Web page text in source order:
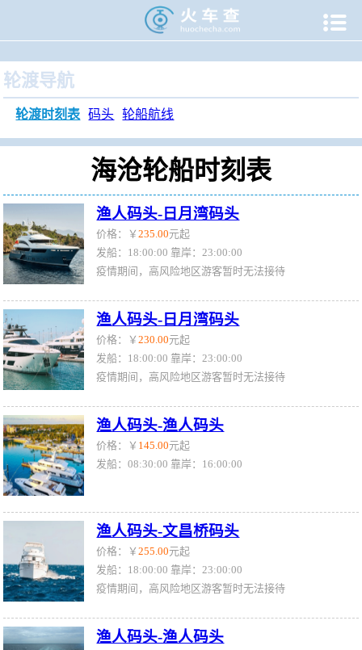

轮渡导航
轮渡时刻表 码头 轮船航线
海沧轮船时刻表
渔人码头-日月湾码头
价格：￥235.00元起
发船：18:00:00 靠岸：23:00:00
疫情期间，高风险地区游客暂时无法接待
渔人码头-日月湾码头
价格：￥230.00元起
发船：18:00:00 靠岸：23:00:00
疫情期间，高风险地区游客暂时无法接待
渔人码头-渔人码头
价格：￥ 145.00元起
发船：08:30:00 靠岸：16:00:00
渔人码头-文昌桥码头
价格：￥255.00元起
发船：18:00:00 靠岸：23:00:00
疫情期间，高风险地区游客暂时无法接待
渔人码头-渔人码头